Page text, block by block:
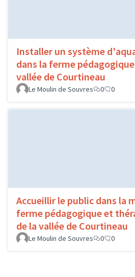
Installer un système
dans la ferme
vallée de Courtineau
Le Moulin de Souvres 0 0
Accueillir le public dans la
ferme pédagogique et
de la vallée de Courtineau
Le Moulin de Souvres 0 0